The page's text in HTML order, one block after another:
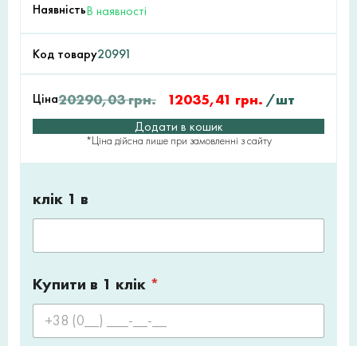
НаявністьВ наявності
Код товару20991
Ціна20290,03грн. 12035,41 грн. /шт
Додати в кошик
*Ціна дійсна лише при замовленні з сайту
клік 1 в
Купити в 1 клік *